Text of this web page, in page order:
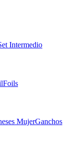
Intermedio
Foils
MujerGanchos